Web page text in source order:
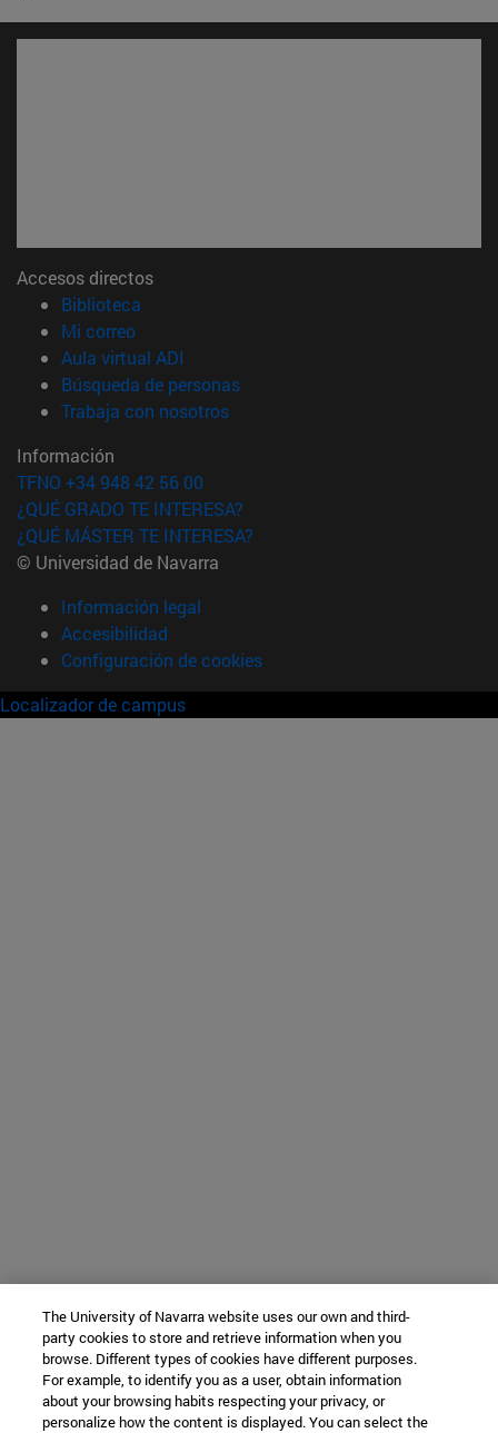
Accesos directos
Biblioteca
Mi correo(abre en nueva ventana)
Aula virtual ADI
Búsqueda de personas(abre en nueva ventana)
Trabaja con nosotros(abre en nueva ventana)
Información
TFNO +34 948 42 56 00
¿QUÉ GRADO TE INTERESA?
¿QUÉ MÁSTER TE INTERESA?
© Universidad de Navarra
Información legal
Accesibilidad
Configuración de cookies
Localizador de campus
The University of Navarra website uses our own and third-
party cookies to store and retrieve information when you
browse. Different types of cookies have different purposes.
For example, to identify you as a user, obtain information
about your browsing habits respecting your privacy, or
personalize how the content is displayed. You can select the